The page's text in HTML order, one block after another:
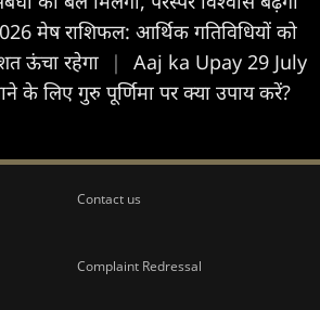
मेष राशिफल: आर्थिक गतिविधियों को
ऊंचा रहेगा
|
Aaj ka Upay 29 July
के लिए गुरु पूर्णिमा पर क्या उपाय करें?
Contact us
Complaint Redressal